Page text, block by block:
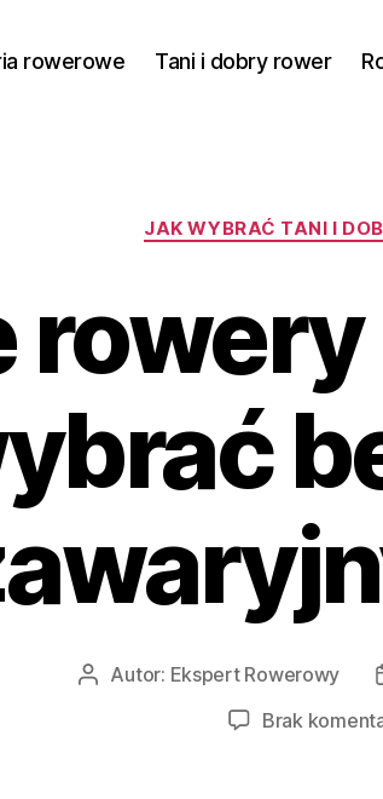
rowerowe Tani i dobry rower
JAK WYBRAĆ TANI I
AutorAutor: Ekspert Rowerowy
Brak